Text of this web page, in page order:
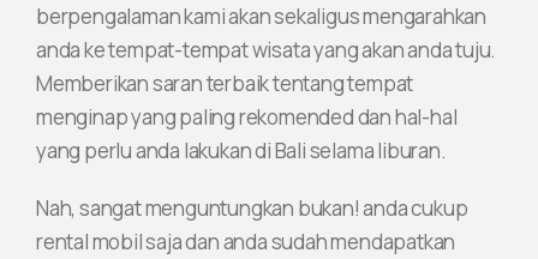
berpengalaman kami akan sekaligus mengarahkan
anda ke tempat-tempat wisata yang akan anda tuju.
Memberikan saran terbaik tentang tempat
menginap yang paling rekomended dan hal-hal
yang perlu anda lakukan di Bali selama liburan.
Nah, sangat menguntungkan bukan! anda cukup
rental mobil saja dan anda sudah mendapatkan